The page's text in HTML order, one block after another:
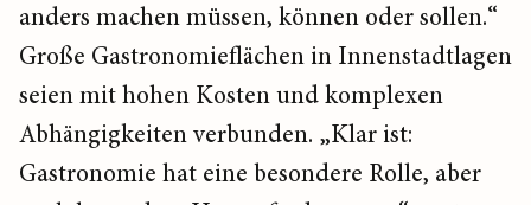
anders machen müssen, können oder sollen.“
Große Gastronomieflächen in Innenstadtlagen
seien mit hohen Kosten und komplexen
Abhängigkeiten verbunden. „Klar ist:
Gastronomie hat eine besondere Rolle, aber